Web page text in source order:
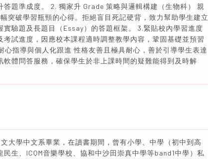
題準成度。 2. 獨家升 Grade 策略與邏輯構建（生物科） 親
突破學習瓶頸的心得。拒絕盲目死記硬背，致力幫助學生建立
驗題及長題目（Essay）的答題框架。 3.緊貼校內學習進度
試進度，因應校本課程適時調整教學內容，鞏固基礎並預習
指導與個人化跟進 性格友善且極具耐心，善於引導學生表達
體問答服務，確保學生於非上課時間的疑難能得到及時解
大學中文系畢業，在讀書期間，曾有小學、中學（初中到高
生、ICQM音樂學校、協和中沙田崇真中學等band1中學）私